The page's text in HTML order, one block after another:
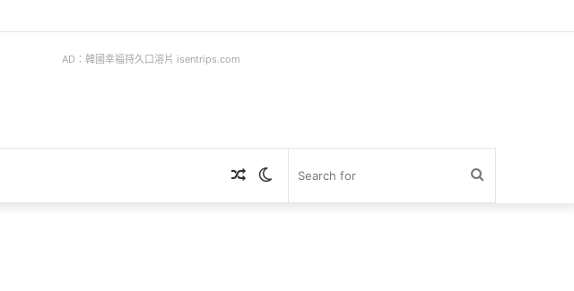
AD：韓國幸福持久口溶片 isentrips.com
Switch
Random